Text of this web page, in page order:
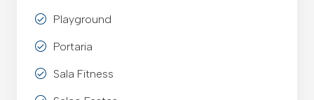
Playground
Portaria
Sala Fitness